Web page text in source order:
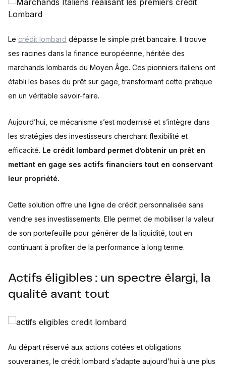
Le crédit lombard dépasse le simple prêt bancaire. Il trouve
ses racines dans la finance européenne, héritée des
marchands lombards du Moyen Âge. Ces pionniers italiens ont
établi les bases du prêt sur gage, transformant cette pratique
en un véritable savoir-faire.
Aujourd’hui, ce mécanisme s’est modernisé et s’intègre dans
les stratégies des investisseurs cherchant flexibilité et
efficacité. Le crédit lombard permet d’obtenir un prêt en
mettant en gage ses actifs financiers tout en conservant
leur propriété.
Cette solution offre une ligne de crédit personnalisée sans
vendre ses investissements. Elle permet de mobiliser la valeur
de son portefeuille pour générer de la liquidité, tout en
continuant à profiter de la performance à long terme.
Actifs éligibles : un spectre élargi, la
qualité avant tout
Au départ réservé aux actions cotées et obligations
souveraines, le crédit lombard s’adapte aujourd’hui à une plus